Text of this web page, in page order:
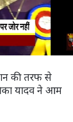
की तरफ से
यादव ने आम